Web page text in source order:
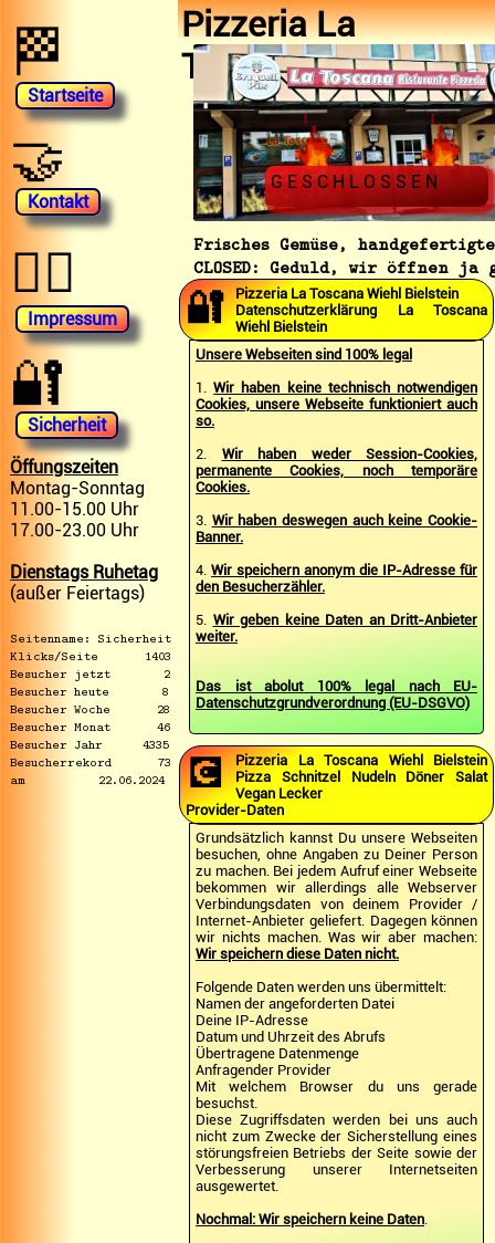
Pizzeria La
Toscana
Frisches Gemüse,
CLOSED: Geduld, wir öffnen ja
🏁
Startseite
🤝
Kontakt
👨‍⚖️
Impressum
🔐
Sicherheit
Öffungszeiten
Montag-Sonntag
11.00-15.00 Uhr
17.00-23.00 Uhr
Dienstags Ruhetag
(außer Feiertags)
Seitenname: Sicherheit
Klicks/Seite 1403
Besucher jetzt 2
Besucher heute 8
Besucher Woche 28
Besucher Monat 46
Besucher Jahr 4335
Besucherrekord 73
am 22.06.2024
G E S C H L O S S E N
🔐
Pizzeria La Toscana Wiehl Bielstein
Datenschutzerklärung La Toscana
Wiehl Bielstein
Unsere Webseiten sind 100% legal
1.Wir haben keine technisch notwendigen
Cookies, unsere Webseite funktioniert auch
so.
2. Wir haben weder Session-Cookies,
permanente Cookies, noch temporäre
Cookies.
3. Wir haben deswegen auch keine Cookie-
Banner.
4. Wir speichern anonym die IP-Adresse für
den Besucherzähler.
5. Wir geben keine Daten an Dritt-Anbieter
weiter.
Das ist abolut 100% legal nach EU-
Datenschutzgrundverordnung (EU-DSGVO)
💽
Pizzeria La Toscana Wiehl Bielstein
Pizza Schnitzel Nudeln Döner Salat
Vegan Lecker
Provider-Daten
Grundsätzlich kannst Du unsere Webseiten
besuchen, ohne Angaben zu Deiner Person
zu machen. Bei jedem Aufruf einer Webseite
bekommen wir allerdings alle Webserver
Verbindungsdaten von deinem Provider /
Internet-Anbieter geliefert. Dagegen können
wir nichts machen. Was wir aber machen:
Wir speichern diese Daten nicht.
Folgende Daten werden uns übermittelt:
Namen der angeforderten Datei
Deine IP-Adresse
Datum und Uhrzeit des Abrufs
Übertragene Datenmenge
Anfragender Provider
Mit welchem Browser du uns gerade
besuchst.
Diese Zugriffsdaten werden bei uns auch
nicht zum Zwecke der Sicherstellung eines
störungsfreien Betriebs der Seite sowie der
Verbesserung unserer Internetseiten
ausgewertet.
Nochmal: Wir speichern keine Daten.